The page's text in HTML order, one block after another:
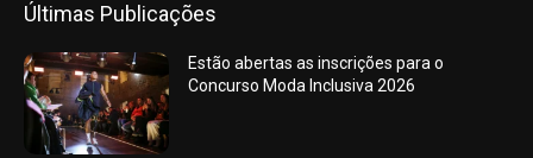
Últimas Publicações
Estão abertas as inscrições para o
Concurso Moda Inclusiva 2026